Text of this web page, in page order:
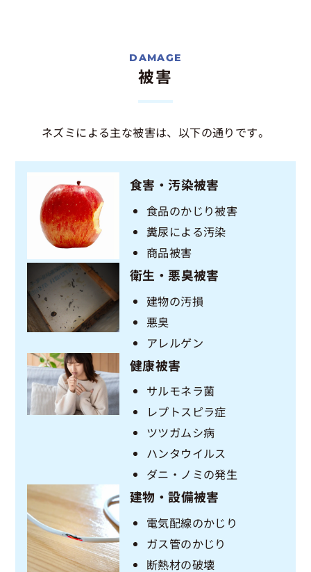
被害
ネズミによる主な被害は、以下の通りです。
食害・汚染被害
食品のかじり被害
糞尿による汚染
商品被害
衛生・悪臭被害
建物の汚損
悪臭
アレルゲン
健康被害
サルモネラ菌
レプトスピラ症
ツツガムシ病
ハンタウイルス
ダニ・ノミの発生
建物・設備被害
電気配線のかじり
ガス管のかじり
断熱材の破壊